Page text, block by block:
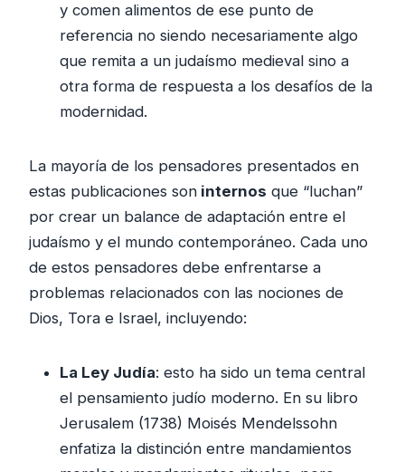
y comen alimentos de ese punto de
referencia no siendo necesariamente algo
que remita a un judaísmo medieval sino a
otra forma de respuesta a los desafíos de la
modernidad.
La mayoría de los pensadores presentados en
estas publicaciones son internos que “luchan”
por crear un balance de adaptación entre el
judaísmo y el mundo contemporáneo. Cada uno
de estos pensadores debe enfrentarse a
problemas relacionados con las nociones de
Dios, Tora e Israel, incluyendo:
La Ley Judía: esto ha sido un tema central
el pensamiento judío moderno. En su libro
Jerusalem (1738) Moisés Mendelssohn
enfatiza la distinción entre mandamientos